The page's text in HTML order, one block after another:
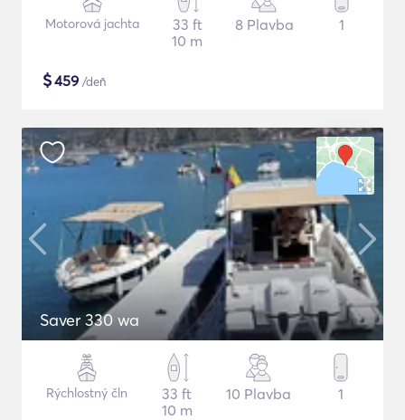
Motorová jachta
33 ft
10 m
8 Plavba 1
$459 /deň
Saver 330 wa
Rýchlostný čln
33 ft
10 m
10 Plavba 1